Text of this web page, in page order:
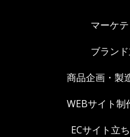
マーケ
ブラン
商品企画・製
WEBサイト制
ECサイト立